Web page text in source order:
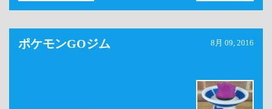
ポケモンGOジム 8月 09, 2016